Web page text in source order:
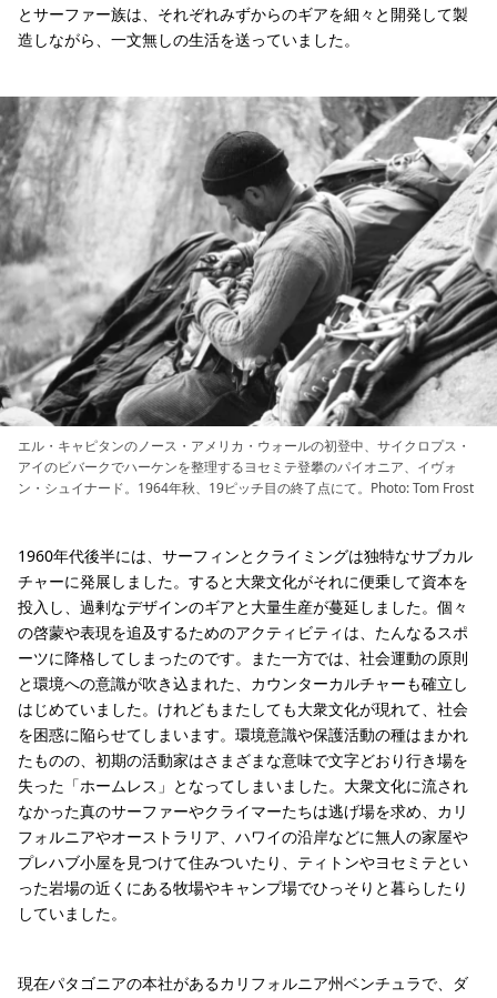
とサーファー族は、それぞれみずからのギアを細々と開発して製
造しながら、一文無しの生活を送っていました。
エル・キャピタンのノース・アメリカ・ウォールの初登中、サイクロプス・
アイのビバークでハーケンを整理するヨセミテ登攀のパイオニア、イヴォ
ン・シュイナード。1964年秋、19ピッチ目の終了点にて。Photo: Tom Frost
1960年代後半には、サーフィンとクライミングは独特なサブカル
チャーに発展しました。すると大衆文化がそれに便乗して資本を
投入し、過剰なデザインのギアと大量生産が蔓延しました。個々
の啓蒙や表現を追及するためのアクティビティは、たんなるスポ
ーツに降格してしまったのです。また一方では、社会運動の原則
と環境への意識が吹き込まれた、カウンターカルチャーも確立し
はじめていました。けれどもまたしても大衆文化が現れて、社会
を困惑に陥らせてしまいます。環境意識や保護活動の種はまかれ
たものの、初期の活動家はさまざまな意味で文字どおり行き場を
失った「ホームレス」となってしまいました。大衆文化に流され
なかった真のサーファーやクライマーたちは逃げ場を求め、カリ
フォルニアやオーストラリア、ハワイの沿岸などに無人の家屋や
プレハブ小屋を見つけて住みついたり、ティトンやヨセミテとい
った岩場の近くにある牧場やキャンプ場でひっそりと暮らしたり
していました。
現在パタゴニアの本社があるカリフォルニア州ベンチュラで、ダ